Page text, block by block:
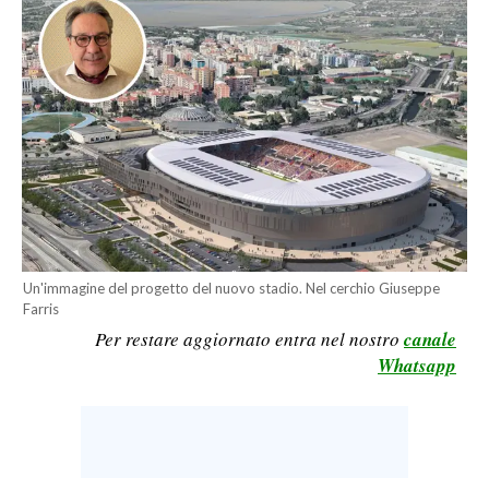
BANDI
SPORT IN SARDEGNA
SPORT
RISULTATI E CLASSIFICHE
CALCIO
CALCIO REGIONALE
BASKET
VOLLEY
Un'immagine del progetto del nuovo stadio. Nel cerchio Giuseppe
Farris
Per restare aggiornato entra nel nostro canale
Whatsapp